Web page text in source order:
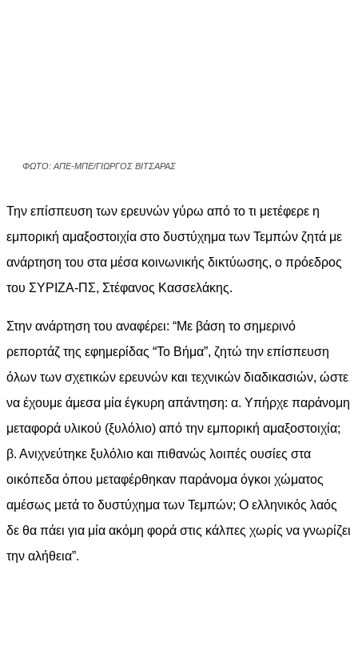
ΦΩΤΟ: ΑΠΕ-ΜΠΕ/ΓΙΩΡΓΟΣ ΒΙΤΣΑΡΑΣ
Την επίσπευση των ερευνών γύρω από το τι μετέφερε η
εμπορική αμαξοστοιχία στο δυστύχημα των Τεμπών ζητά με
ανάρτηση του στα μέσα κοινωνικής δικτύωσης, ο πρόεδρος
του ΣΥΡΙΖΑ-ΠΣ, Στέφανος Κασσελάκης.
Στην ανάρτηση του αναφέρει: “Με βάση το σημερινό
ρεπορτάζ της εφημερίδας “Το Βήμα”, ζητώ την επίσπευση
όλων των σχετικών ερευνών και τεχνικών διαδικασιών, ώστε
να έχουμε άμεσα μία έγκυρη απάντηση: α. Υπήρχε παράνομη
μεταφορά υλικού (ξυλόλιο) από την εμπορική αμαξοστοιχία;
β. Ανιχνεύτηκε ξυλόλιο και πιθανώς λοιπές ουσίες στα
οικόπεδα όπου μεταφέρθηκαν παράνομα όγκοι χώματος
αμέσως μετά το δυστύχημα των Τεμπών; Ο ελληνικός λαός
δε θα πάει για μία ακόμη φορά στις κάλπες χωρίς να γνωρίζει
την αλήθεια”.